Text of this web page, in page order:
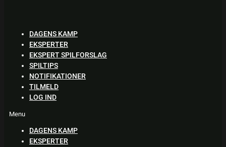
DAGENS KAMP
EKSPERTER
EKSPERT SPILFORSLAG
SPILTIPS
NOTIFIKATIONER
TILMELD
LOG IND
Menu
DAGENS KAMP
EKSPERTER